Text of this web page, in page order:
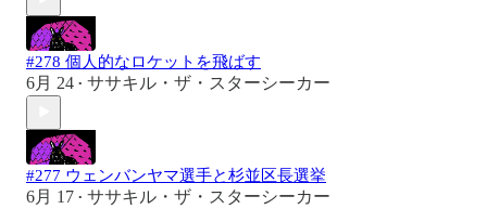
#278 個人的なロケットを飛ばす
6月 24 • ササキル・ザ・スターシーカー
#277 ウェンバンヤマ選手と杉並区長選挙
6月 17 • ササキル・ザ・スターシーカー